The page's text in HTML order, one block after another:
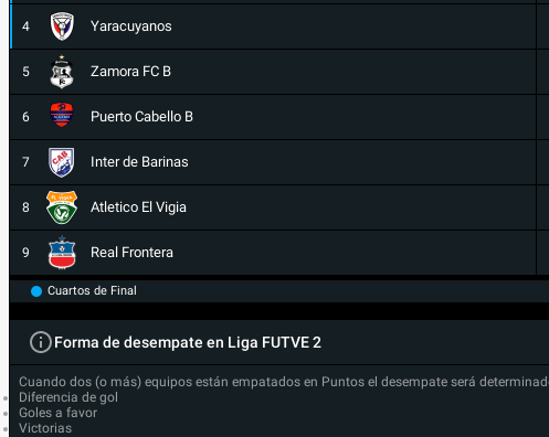
4 Yaracuyanos
5 Zamora FC B
6 Puerto Cabello B
7 Inter de Barinas
8 Atletico El Vigia
9 Real Frontera
Cuartos de Final
Forma de desempate en Liga FUTVE 2
Cuando dos (o más) equipos están empatados en Puntos el desempate será
Diferencia de gol
Goles a favor
Victorias